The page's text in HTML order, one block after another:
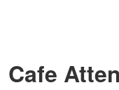
Cafe